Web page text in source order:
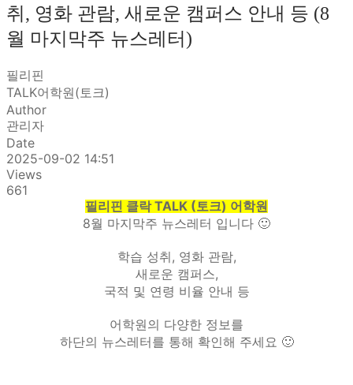
취, 영화 관람, 새로운 캠퍼스 안내 등 (8
월 마지막주 뉴스레터)
필리핀
TALK어학원(토크)
Author
관리자
Date
2025-09-02 14:51
Views
661
필리핀 클락 TALK (토크) 어학원
8월 마지막주 뉴스레터 입니다 🙂
학습 성취, 영화 관람,
새로운 캠퍼스,
국적 및 연령 비율 안내 등
어학원의 다양한 정보를
하단의 뉴스레터를 통해 확인해 주세요 🙂